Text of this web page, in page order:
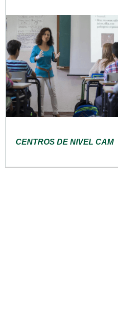
CENTROS DE NIVEL CAM